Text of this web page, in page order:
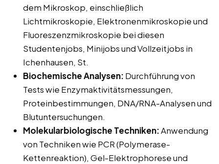
dem Mikroskop, einschließlich
Lichtmikroskopie, Elektronenmikroskopie und
Fluoreszenzmikroskopie bei diesen
Studentenjobs, Minijobs und Vollzeitjobs in
Ichenhausen, St.
Biochemische Analysen: Durchführung von
Tests wie Enzymaktivitätsmessungen,
Proteinbestimmungen, DNA/RNA-Analysen und
Blutuntersuchungen.
Molekularbiologische Techniken:Anwendung
von Techniken wie PCR (Polymerase-
Kettenreaktion), Gel-Elektrophorese und